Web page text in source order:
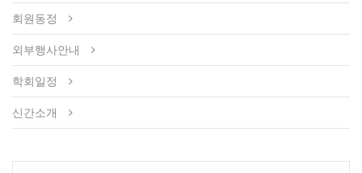
회원동정
외부행사안내
학회일정
신간소개